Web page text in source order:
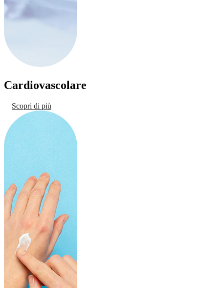
Cardiovascolare
Scopri di più